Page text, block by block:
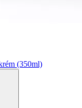
(350ml)